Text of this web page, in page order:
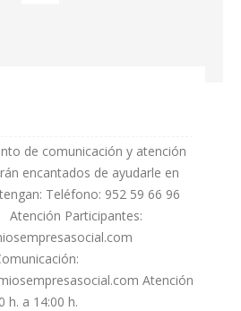
de comunicación y atención
encantados de ayudarle en
Teléfono: 952 59 66 96
Atención Participantes:
Atención
h. a 14:00 h.